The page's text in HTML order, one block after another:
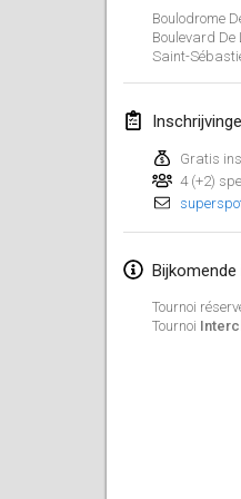
Boulodrome
Boulevard
Saint-
Gratis
4 (+2)
Tournoi
Tournoi
februari 2022
MS v
Kohti
12 feb.